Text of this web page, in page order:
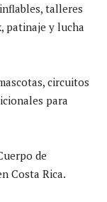
talleres
patinaje y lucha
circuitos
para
de
Costa Rica.